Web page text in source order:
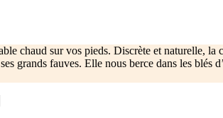
chaud sur vos pieds. Discrète et naturelle, la
grands fauves. Elle nous berce dans les